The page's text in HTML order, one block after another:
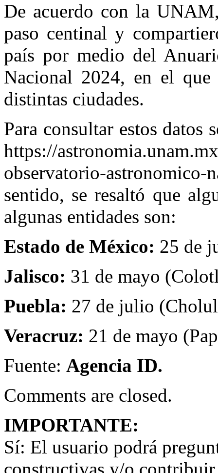
De acuerdo con la
paso centinal y
país por medio del
Nacional 2024, en el
distintas ciudades.
Para consultar estos datos
https://
observatorio-
sentido, se resaltó que
algunas entidades son:
Estado de México: 25 de
Jalisco: 31 de mayo
Puebla: 27 de julio
Veracruz: 21 de mayo
Fuente: Agencia ID.
Comments are closed.
IMPORTANTE:
Sí: El usuario podrá